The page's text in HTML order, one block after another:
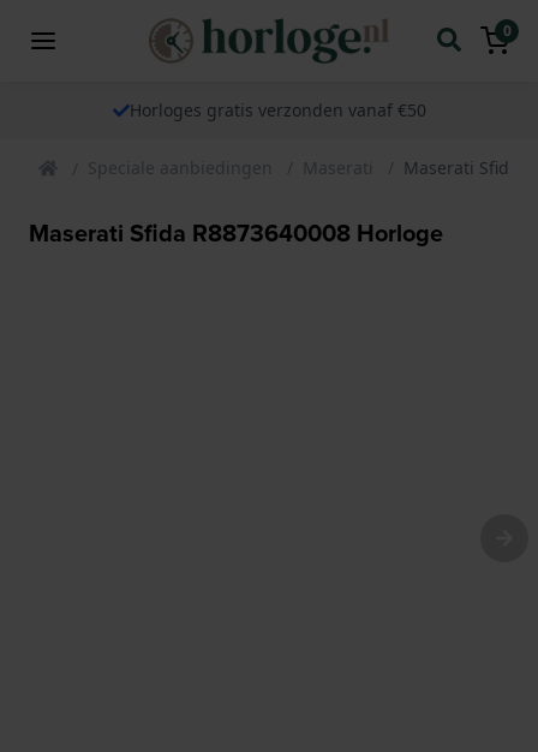
0
Horloges gratis verzonden vanaf €50
Speciale aanbiedingen Maserati Maserati Sfida
Maserati Sfida R8873640008 Horloge